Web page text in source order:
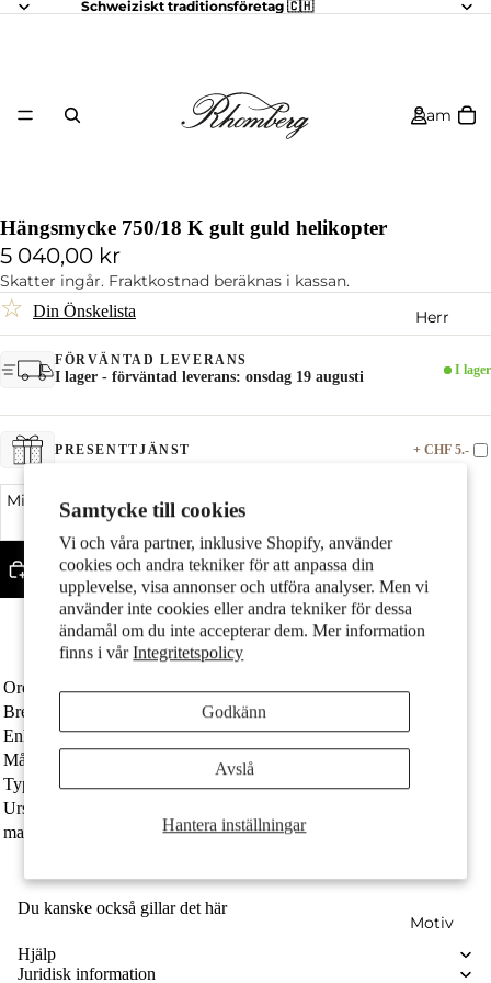
Samtycke till cookies
Vi och våra partner, inklusive Shopify, använder
cookies och andra tekniker för att anpassa din
upplevelse, visa annonser och utföra analyser. Men vi
använder inte cookies eller andra tekniker för dessa
ändamål om du inte accepterar dem. Mer information
finns i vårIntegritetspolicy
Hantera inställningar
Godkänn
Avslå
Schweiziskt traditionsföretag 🇨🇭
Dam
Herr
Motiv
Hängsmycke 750/18 K gult guld helikopter
5 040,00 kr
Skatter ingår. Fraktkostnad beräknas i kassan.
☆ Din Önskelista
FÖRVÄNTAD LEVERANS
I lager - förväntad leverans: onsdag 19 augusti I lager
PRESENTTJÄNST + CHF 5.-
Minska kvantitet
Öka kvantitet
Lägg till i varukorgen
Made in Germany
Tillverkad av återvunnet guld
Fri frakt
Ordernummer
516332
Bredd
9 mm
Enhet
Styck
Målgrupp
Män
Typ av smycken
Hängsmycke
Ursprung
material
750/18 K gult guld
Du kanske också gillar det här
Hjälp
Juridisk information